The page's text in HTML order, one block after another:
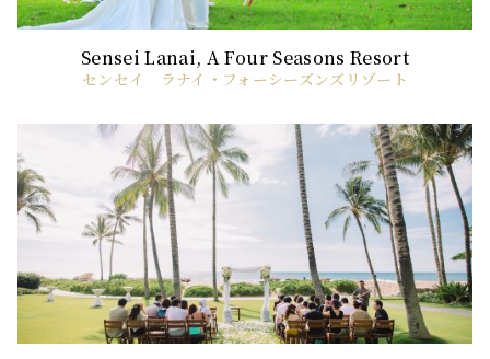
センセイ ラナイ・フォーシーズンズリゾート